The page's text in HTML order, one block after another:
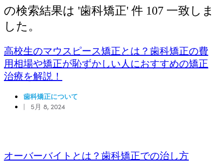
の検索結果は '歯科矯正' 件 107 一致しま
した。
高校生のマウスピース矯正とは？歯科矯正の費
用相場や矯正が恥ずかしい人におすすめの矯正
治療を解説！
歯科矯正について
|
5月 8, 2024
オーバーバイトとは？歯科矯正での治し方